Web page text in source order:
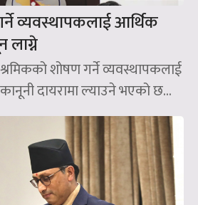
व्यवस्थापकलाई आर्थिक
शोषण गर्ने व्यवस्थापकलाई
दायरामा ल्याउने भएको छ...